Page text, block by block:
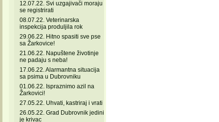
12.07.22. Svi uzgajivači moraju
se registrirati
08.07.22. Veterinarska
inspekcija produljila rok
29.06.22. Hitno spasiti sve pse
sa Žarkovice!
21.06.22. Napuštene životinje
ne padaju s neba!
17.06.22. Alarmantna situacija
sa psima u Dubrovniku
01.06.22. Ispraznimo azil na
Žarkovici!
27.05.22. Uhvati, kastriraj i vrati
26.05.22. Grad Dubrovnik jedini
je krivac